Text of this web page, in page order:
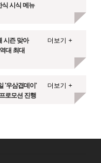
시식 메뉴
시즌 맞아
대 최대
더보기 +
'우삼겹데이'
로모션 진행
더보기 +